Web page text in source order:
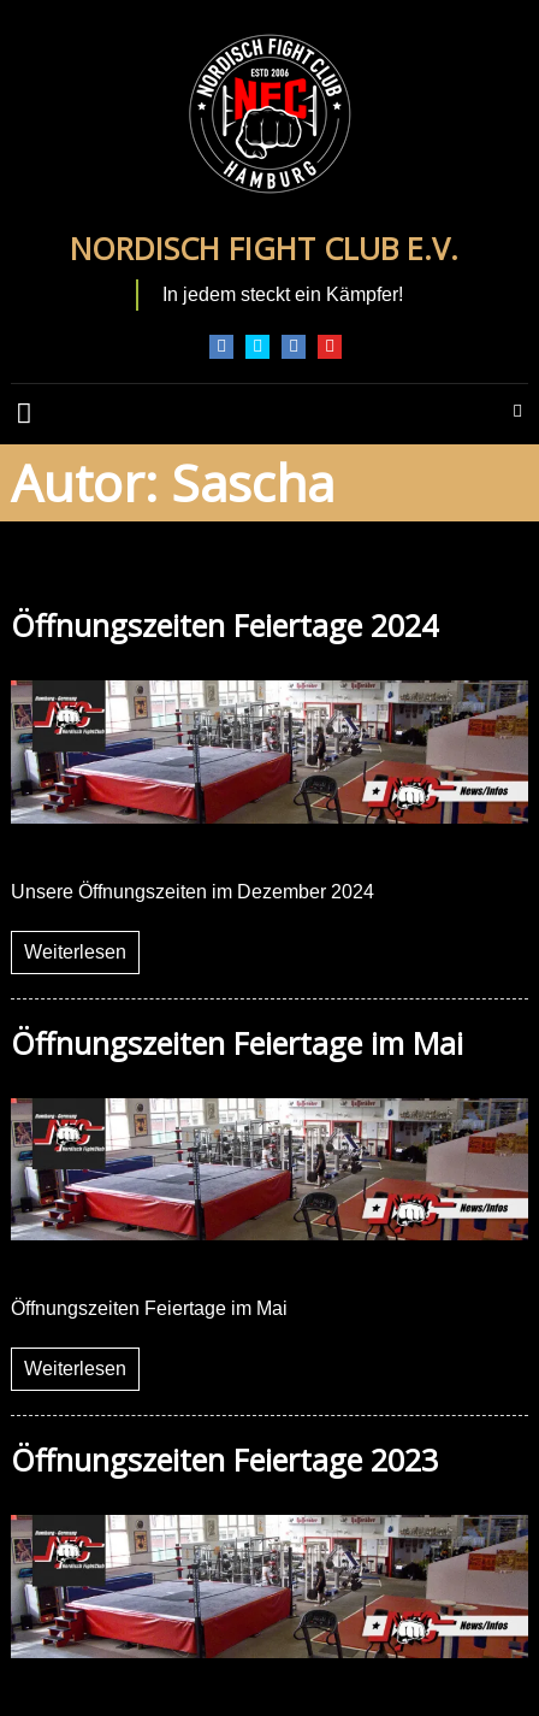
NORDISCH FIGHT CLUB E.V.
In jedem steckt ein Kämpfer!
Autor: Sascha
Öffnungszeiten Feiertage 2024
Unsere Öffnungszeiten im Dezember 2024
Weiterlesen
Öffnungszeiten Feiertage im Mai
Öffnungszeiten Feiertage im Mai
Weiterlesen
Öffnungszeiten Feiertage 2023